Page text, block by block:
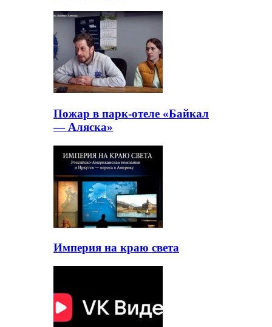
Пожар в парк-отеле «Байкал
— Аляска»
Империя на краю света